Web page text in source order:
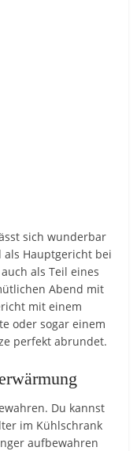
sich wunderbar
als Hauptgericht bei
als Teil eines
Abend mit
mit einem
oder sogar einem
perfekt abrundet.
Du kannst
im Kühlschrank
aufbewahren